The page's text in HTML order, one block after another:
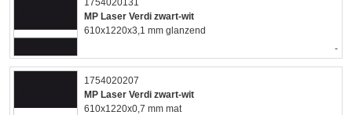
1754020131
MP Laser Verdi zwart-wit
610x1220x3,1 mm glanzend
-
1754020207
MP Laser Verdi zwart-wit
610x1220x0,7 mm mat